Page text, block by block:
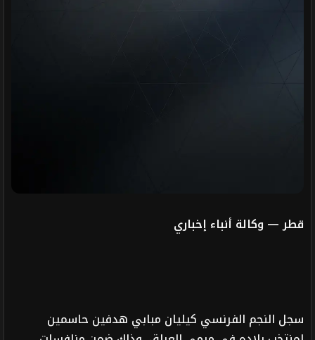
قطر — وكالة أنباء إخباري
سجل النجم الفرنسي كيليان مبابي هدفين حاسمين